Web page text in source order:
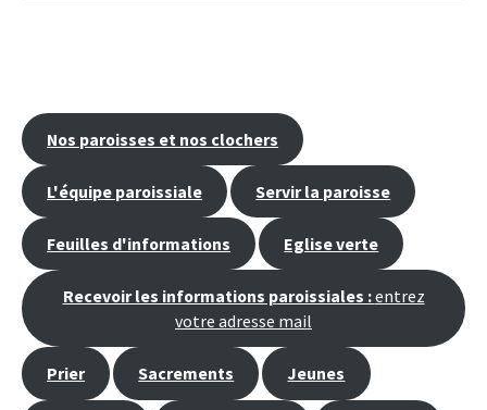
Nos paroisses et nos clochers
L'équipe paroissiale Servir la paroisse
Feuilles d'informations Eglise verte
Recevoir les informations paroissiales :entrez
votre adresse mail
Prier Sacrements Jeunes